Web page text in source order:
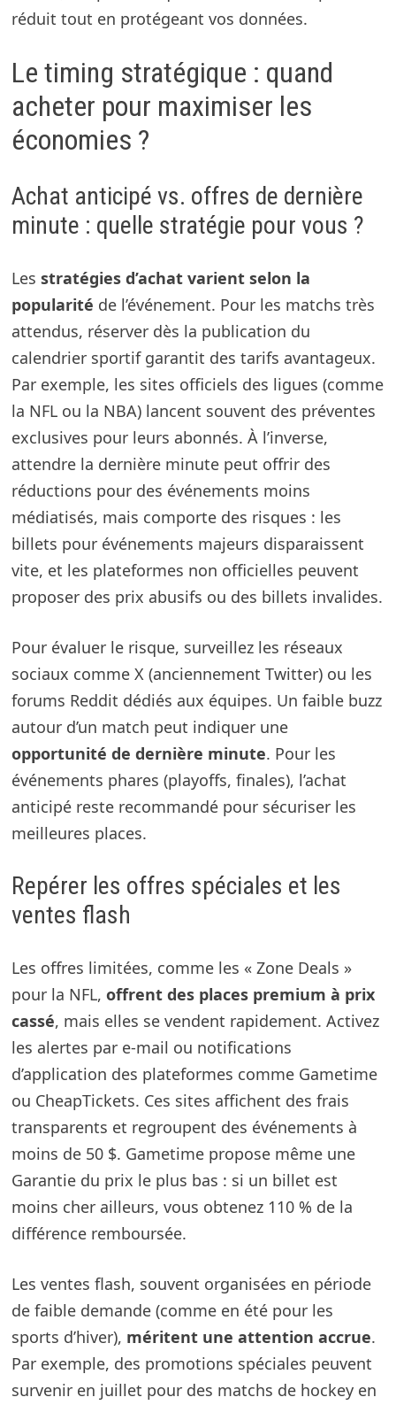
réduit tout en protégeant vos données.
Le timing stratégique : quand
acheter pour maximiser les
économies ?
Achat anticipé vs. offres de dernière
minute : quelle stratégie pour vous ?
Les stratégies d’achat varient selon la
popularité de l’événement. Pour les matchs très
attendus, réserver dès la publication du
calendrier sportif garantit des tarifs avantageux.
Par exemple, les sites officiels des ligues (comme
la NFL ou la NBA) lancent souvent des préventes
exclusives pour leurs abonnés. À l’inverse,
attendre la dernière minute peut offrir des
réductions pour des événements moins
médiatisés, mais comporte des risques : les
billets pour événements majeurs disparaissent
vite, et les plateformes non officielles peuvent
proposer des prix abusifs ou des billets invalides.
Pour évaluer le risque, surveillez les réseaux
sociaux comme X (anciennement Twitter) ou les
forums Reddit dédiés aux équipes. Un faible buzz
autour d’un match peut indiquer une
opportunité de dernière minute. Pour les
événements phares (playoffs, finales), l’achat
anticipé reste recommandé pour sécuriser les
meilleures places.
Repérer les offres spéciales et les
ventes flash
Les offres limitées, comme les « Zone Deals »
pour la NFL, offrent des places premium à prix
cassé, mais elles se vendent rapidement. Activez
les alertes par e-mail ou notifications
d’application des plateformes comme Gametime
ou CheapTickets. Ces sites affichent des frais
transparents et regroupent des événements à
moins de 50 $. Gametime propose même une
Garantie du prix le plus bas : si un billet est
moins cher ailleurs, vous obtenez 110 % de la
différence remboursée.
Les ventes flash, souvent organisées en période
de faible demande (comme en été pour les
sports d’hiver), méritent une attention accrue.
Par exemple, des promotions spéciales peuvent
survenir en juillet pour des matchs de hockey en